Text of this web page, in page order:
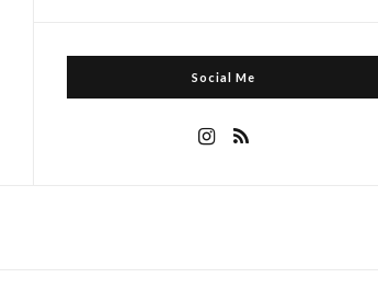
Social Me